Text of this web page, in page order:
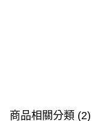
商品相關分類 (2)